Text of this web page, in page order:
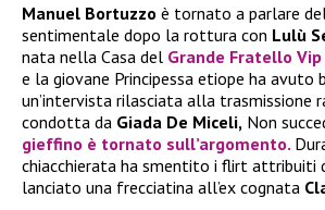
Manuel Bortuzzo è tornato a parlare
sentimentale dopo la rottura con Lulù
nata nella Casa del Grande Fratello Vip
e la giovane Principessa etiope ha avuto
un’intervista rilasciata alla trasmissione
condotta da Giada De Miceli, Non
gieffino è tornato sull’argomento.
chiacchierata ha smentito i flirt attribuiti
lanciato una frecciatina all’ex cognata